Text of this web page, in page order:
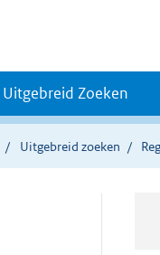
Uitgebreid Zoeken
Uitgebreid zoeken